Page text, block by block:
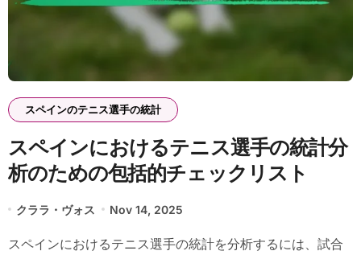
スペインのテニス選手の統計
スペインにおけるテニス選手の統計分
析のための包括的チェックリスト
クララ・ヴォス Nov 14, 2025
スペインにおけるテニス選手の統計を分析するには、試合